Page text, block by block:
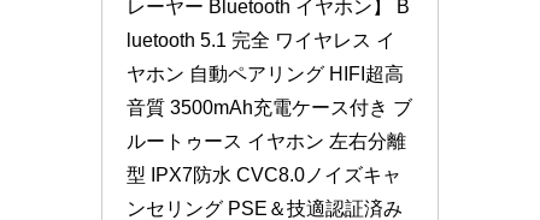
レーヤー Bluetooth イヤホン】 B
luetooth 5.1 完全 ワイヤレス イ
ヤホン 自動ペアリング HIFI超高
音質 3500mAh充電ケース付き ブ
ルートゥース イヤホン 左右分離
型 IPX7防水 CVC8.0ノイズキャ
ンセリング PSE＆技適認証済み